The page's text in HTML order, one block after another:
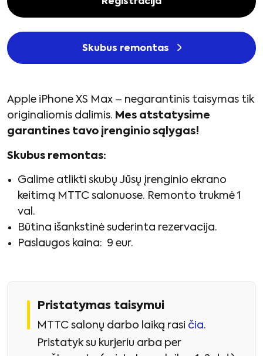
Skubus remontas
Apple iPhone XS Max – negarantinis taisymas tik
originaliomis dalimis. Mes atstatysime
garantines tavo įrenginio sąlygas!
Skubus remontas:
Galime atlikti skubų Jūsų įrenginio ekrano
keitimą MTTC salonuose. Remonto trukmė 1
val.
Būtina išankstinė suderinta rezervacija.
Paslaugos kaina: 9 eur.
Pristatymas taisymui
MTTC salonų darbo laiką rasi čia.
Pristatyk su kurjeriu arba per